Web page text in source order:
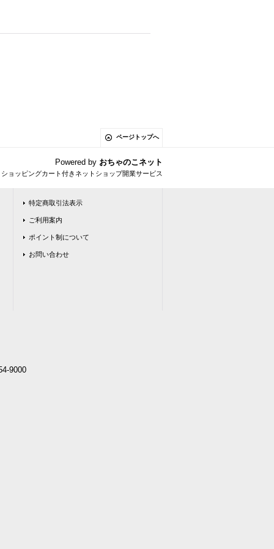
ページトップへ
Powered by おちゃのこネット
ョッピングカート付きネットショップ開業サービス
特定商取引法表示
ご利用案内
ポイント制について
お問い合わせ
9000